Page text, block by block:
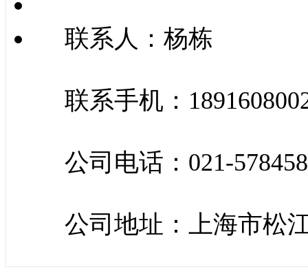
联系人：杨栋
联系手机：
公司电话：021-
公司地址：上海市松